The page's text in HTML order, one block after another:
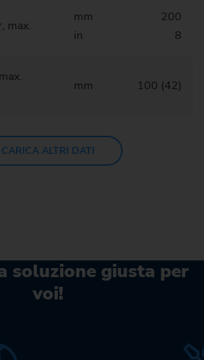
max.
mm
in
200
8
mm 100 (42)
CARICA ALTRI DATI
soluzione giusta per
voi!